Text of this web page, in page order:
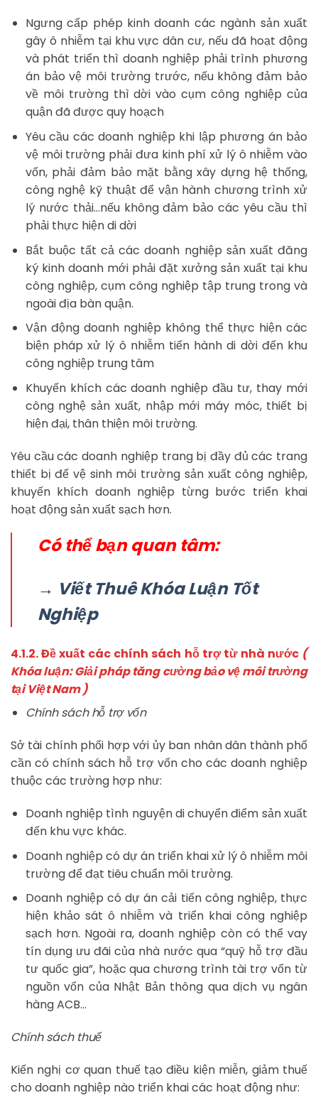
Ngưng cấp phép kinh doanh các ngành sản xuất
gây ô nhiễm tại khu vực dân cư, nếu đã hoạt động
và phát triển thì doanh nghiệp phải trình phương
án bảo vệ môi trường trước, nếu không đảm bảo
về môi trường thì dời vào cụm công nghiệp của
quận đã được quy hoạch
Yêu cầu các doanh nghiệp khi lập phương án bảo
vệ môi trường phải đưa kinh phí xử lý ô nhiễm vào
vốn, phải đảm bảo mặt bằng xây dựng hệ thống,
công nghệ kỹ thuật để vận hành chương trình xử
lý nước thải…nếu không đảm bảo các yêu cầu thì
phải thực hiện di dời
Bắt buộc tất cả các doanh nghiệp sản xuất đăng
ký kinh doanh mới phải đặt xưởng sản xuất tại khu
công nghiệp, cụm công nghiệp tập trung trong và
ngoài địa bàn quận.
Vận động doanh nghiệp không thể thực hiện các
biện pháp xử lý ô nhiễm tiến hành di dời đến khu
công nghiệp trung tâm
Khuyến khích các doanh nghiệp đầu tư, thay mới
công nghệ sản xuất, nhập mới máy móc, thiết bị
hiện đại, thân thiện môi trường.
Yêu cầu các doanh nghiệp trang bị đầy đủ các trang
thiết bị để vệ sinh môi trường sản xuất công nghiệp,
khuyến khích doanh nghiệp từng bước triển khai
hoạt động sản xuất sạch hơn.
Có thể bạn quan tâm:
→ Viết Thuê Khóa Luận Tốt
Nghiệp
4.1.2. Đề xuất các chính sách hỗ trợ từ nhà nước(
Khóa luận: Giải pháp tăng cường bảo vệ môi trường
tại Việt Nam )
Chính sách hỗ trợ vốn
Sở tài chính phối hợp với ủy ban nhân dân thành phố
cần có chính sách hỗ trợ vốn cho các doanh nghiệp
thuộc các trường hợp như:
Doanh nghiệp tình nguyện di chuyển điểm sản xuất
đến khu vực khác.
Doanh nghiệp có dự án triển khai xử lý ô nhiễm môi
trường để đạt tiêu chuẩn môi trường.
Doanh nghiệp có dự án cải tiến công nghiệp, thực
hiện khảo sát ô nhiễm và triển khai công nghiệp
sạch hơn. Ngoài ra, doanh nghiệp còn có thể vay
tín dụng ưu đãi của nhà nước qua “quỹ hỗ trợ đầu
tư quốc gia”, hoặc qua chương trình tài trợ vốn từ
nguồn vốn của Nhật Bản thông qua dịch vụ ngân
hàng ACB…
Chính sách thuế
Kiến nghị cơ quan thuế tạo điều kiện miễn, giảm thuế
cho doanh nghiệp nào triển khai các hoạt động như: